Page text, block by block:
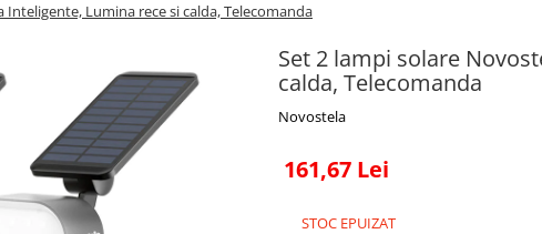
Lumina rece si calda, Telecomanda
Set 2 lampi solare
calda, Telecomanda
Novostela
161,67 Lei
STOC EPUIZAT